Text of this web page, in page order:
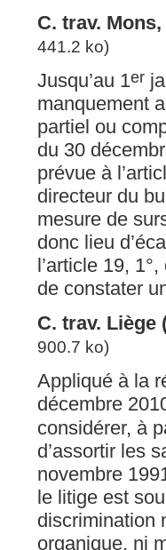
C. trav.
441.2 ko)
Jusqu’au 1er
manquement
partiel ou
du 30
prévue à
directeur du
mesure de
donc lieu
l’article 19,
de constater
C. trav. Liège
900.7 ko)
Appliqué à la
décembre
considérer, à
d’assortir les
novembre
le litige est
discrimination
organique, ni